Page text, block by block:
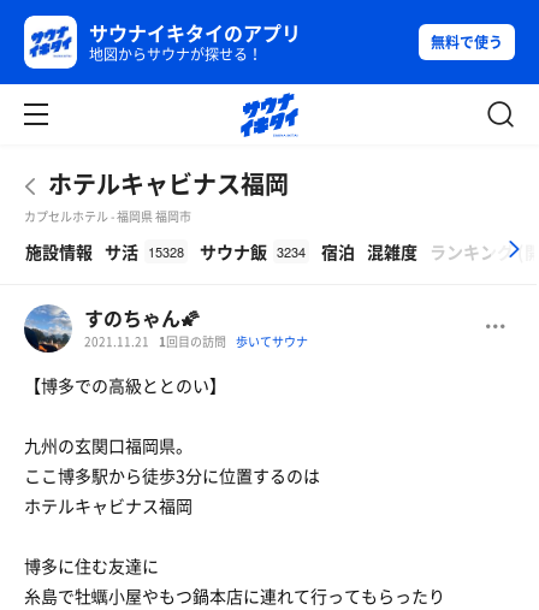
サウナイキタイのアプリ
地図からサウナが探せる！
無料で使う
ホテルキャビナス福岡
カプセルホテル - 福岡県 福岡市
施設情報 サ活 15328 サウナ飯 3234 宿泊 混雑度 ランキング(
すのちゃん🌠
2021.11.21 1回目の訪問 歩いてサウナ
【博多での高級ととのい】
九州の玄関口福岡県。
ここ博多駅から徒歩3分に位置するのは
ホテルキャビナス福岡
博多に住む友達に
糸島で牡蠣小屋やもつ鍋本店に連れて行ってもらったり